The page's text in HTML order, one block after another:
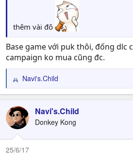
thêm vài đô
Base game với puk thôi, đống dlc
campaign ko mua cũng đc.
R
e
c
t
i
o
n
Navi's.Child
Navi's.Child
Donkey Kong
25/6/17